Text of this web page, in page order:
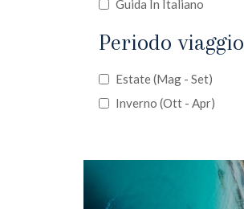
Guida In Italiano
Periodo viaggio
Estate (mag - Set)
Inverno (ott - Apr)
VEDI TUTTO